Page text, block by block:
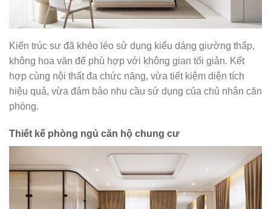
Kiến trúc sư đã khéo léo sử dụng kiểu dáng giường thấp,
không hoa văn để phù hợp với không gian tối giản. Kết
hợp cùng nội thất đa chức năng, vừa tiết kiệm diện tích
hiệu quả, vừa đảm bảo nhu cầu sử dụng của chủ nhân căn
phòng.
Thiết kế phòng ngủ căn hộ chung cư